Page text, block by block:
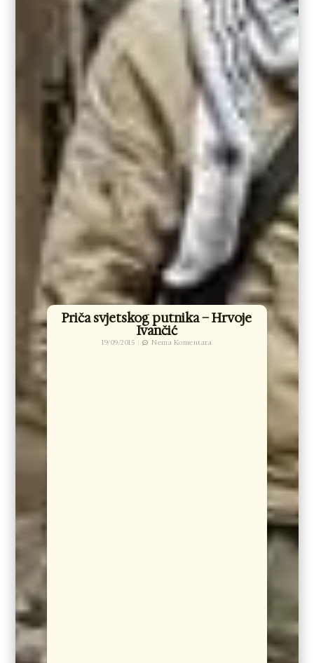
Priča svjetskog putnika – Hrvoje
Ivančić
19/09/2015 Nema Komentara